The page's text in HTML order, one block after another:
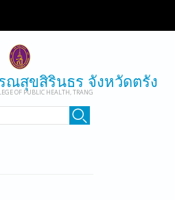
ณสุขสิรินธร จังหวัดตรัง
OF PUBLIC HEALTH, TRANG